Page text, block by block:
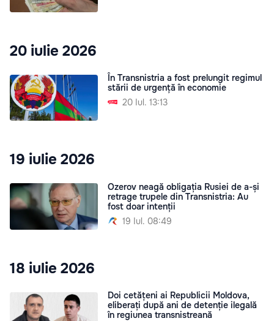
20 iulie 2026
În Transnistria a fost prelungit regimul
stării de urgență în economie
20 Iul. 13:13
19 iulie 2026
Ozerov neagă obligația Rusiei de a-și
retrage trupele din Transnistria: Au
fost doar intenții
19 Iul. 08:49
18 iulie 2026
Doi cetățeni ai Republicii Moldova,
eliberați după ani de detenție ilegală
în regiunea transnistreană